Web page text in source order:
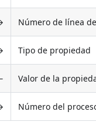
Número de línea
Tipo de propiedad
Valor de la
Número del